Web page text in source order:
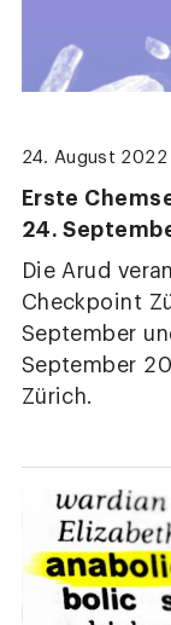
24. August 2022
Erste
24.
Die Arud
Checkpoint
September
September
Zürich.